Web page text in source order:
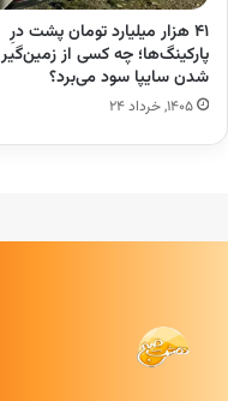
۴۱ هزار میلیارد تومان پشت درِ
پارکینگ‌ها؛ چه کسی از زمین‌گیر
شدن سایپا سود می‌برد؟
۱۴۰۵, خرداد ۲۴